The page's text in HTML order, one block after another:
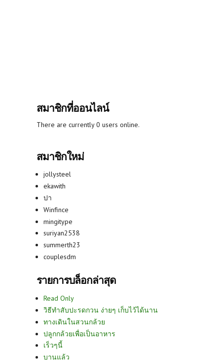
สมาชิกที่ออนไลน์
There are currently 0 users online.
สมาชิกใหม่
jollysteel
ekawith
ปา
Winfince
mingitype
suriyan2538
summerth23
couplesdm
รายการบล็อกล่าสุด
Read Only
วิธีทำสับปะรดกวน ง่ายๆ เก็บไว้ได้นาน
ทางเดินในสวนกล้วย
ปลูกกล้วยเพื่อเป็นอาหาร
เร็วๆนี้
บานแล้ว